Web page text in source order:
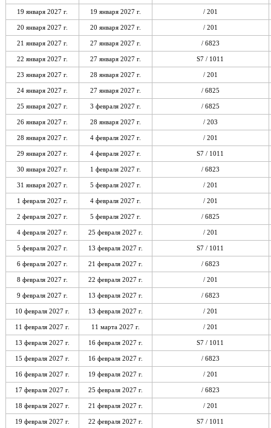
19 января 2027 г. 19 января 2027 г. / 201
20 января 2027 г. 20 января 2027 г. / 201
21 января 2027 г. 27 января 2027 г. / 6823
22 января 2027 г. 27 января 2027 г. S7 / 1011
23 января 2027 г. 28 января 2027 г. / 201
24 января 2027 г. 27 января 2027 г. / 6825
25 января 2027 г. 3 февраля 2027 г. / 6825
26 января 2027 г. 28 января 2027 г. / 203
28 января 2027 г. 4 февраля 2027 г. / 201
29 января 2027 г. 4 февраля 2027 г. S7 / 1011
30 января 2027 г. 1 февраля 2027 г. / 6823
31 января 2027 г. 5 февраля 2027 г. / 201
1 февраля 2027 г. 4 февраля 2027 г. / 201
2 февраля 2027 г. 5 февраля 2027 г. / 6825
4 февраля 2027 г. 25 февраля 2027 г. / 201
5 февраля 2027 г. 13 февраля 2027 г. S7 / 1011
6 февраля 2027 г. 21 февраля 2027 г. / 6823
8 февраля 2027 г. 22 февраля 2027 г. / 201
9 февраля 2027 г. 13 февраля 2027 г. / 6823
10 февраля 2027 г. 13 февраля 2027 г. / 201
11 февраля 2027 г. 11 марта 2027 г. / 201
13 февраля 2027 г. 16 февраля 2027 г. S7 / 1011
15 февраля 2027 г. 16 февраля 2027 г. / 6823
16 февраля 2027 г. 19 февраля 2027 г. / 201
17 февраля 2027 г. 25 февраля 2027 г. / 6823
18 февраля 2027 г. 21 февраля 2027 г. / 201
19 февраля 2027 г. 22 февраля 2027 г. S7 / 1011